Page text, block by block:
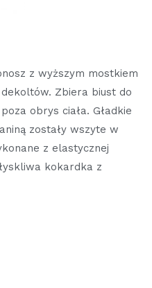
z wyższym mostkiem
Zbiera biust do
obrys ciała. Gładkie
zostały wszyte w
z elastycznej
kokardka z